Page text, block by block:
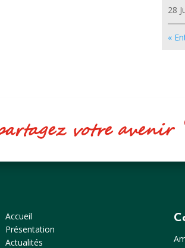
28
«
votre avenir
Accueil
Présentation
Actualités